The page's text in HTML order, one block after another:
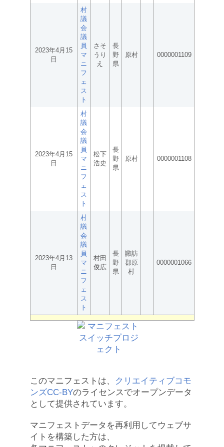
2023年4月15
日
村
議
会
議
員
マ
ニ
フ
ェ
ス
ト
さそ
うり
え
長
野
県
原村 0000001109
2023年4月15
日
村
議
会
議
員
マ
ニ
フ
ェ
ス
ト
松下
浩史
長
野
県
原村 0000001108
2023年4月13
日
村
議
会
議
員
マ
ニ
フ
ェ
ス
ト
村田
俊広
長
野
県
諏訪
郡原
村
0000001066
このマニフェストは、
クリエイティブコモ
ンズCC-BYのライセンスでオープンデータ
として提供されています。
マニフェストデータを再利用してウェブサ
イトを構築した方は、